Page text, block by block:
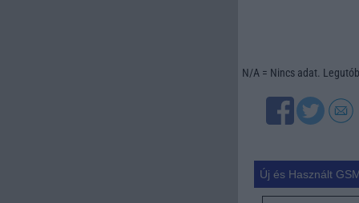
N/A = Nincs adat.
Új és Használt